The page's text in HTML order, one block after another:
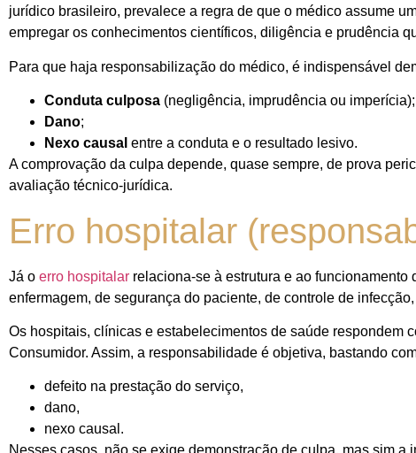
jurídico brasileiro, prevalece a regra de que o médico assume
empregar os conhecimentos científicos, diligência e prudência
Para que haja responsabilização do médico, é indispensável
Conduta culposa (negligência, imprudência ou imperícia);
Dano;
Nexo causal entre a conduta e o resultado lesivo.
A comprovação da culpa depende, quase sempre, de prova
avaliação técnico-jurídica.
Erro hospitalar
Já o erro hospitalar relaciona-se à estrutura e ao
enfermagem, de segurança do paciente, de controle de
Os hospitais, clínicas e estabelecimentos de saúde respondem
Consumidor. Assim, a responsabilidade é objetiva, bastando
defeito na prestação do serviço,
dano,
nexo causal.